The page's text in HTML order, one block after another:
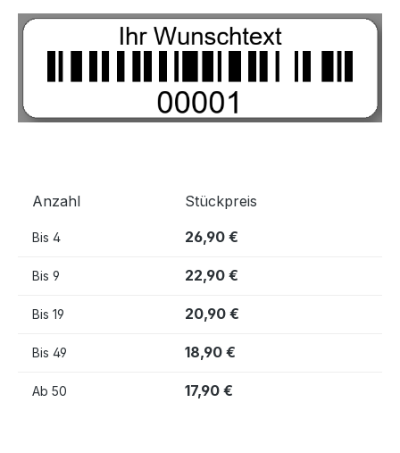
Anzahl Stückpreis
Bis 4 26,90 €
Bis 9 22,90 €
Bis 19 20,90 €
Bis 49 18,90 €
Ab 50 17,90 €